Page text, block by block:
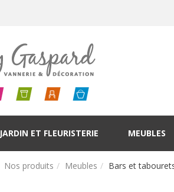
JARDIN ET FLEURISTERIE MEUBLES
Nos produits Meubles Bars et